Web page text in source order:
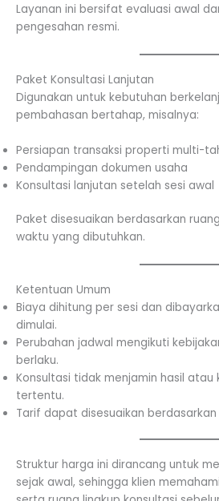
Layanan ini bersifat evaluasi awal
pengesahan resmi.
Paket Konsultasi Lanjutan
Digunakan untuk kebutuhan
pembahasan bertahap, misalnya:
Persiapan transaksi properti multi-
Pendampingan dokumen usaha
Konsultasi lanjutan setelah sesi awal
Paket disesuaikan berdasarkan
waktu yang dibutuhkan.
Ketentuan Umum
Biaya dihitung per sesi dan
dimulai.
Perubahan jadwal mengikuti
berlaku.
Konsultasi tidak menjamin hasil atau
tertentu.
Tarif dapat disesuaikan
Struktur harga ini dirancang untuk
sejak awal, sehingga klien